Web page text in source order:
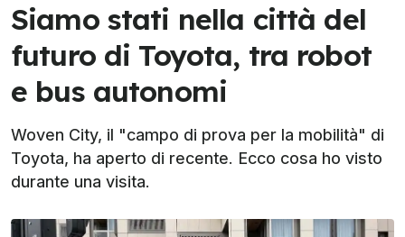
Siamo stati nella città del
futuro di Toyota, tra robot
e bus autonomi
Woven City, il "campo di prova per la mobilità" di
Toyota, ha aperto di recente. Ecco cosa ho visto
durante una visita.